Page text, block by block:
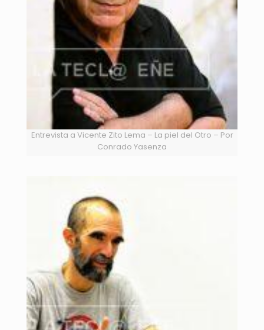
Entrevista a Vicente Zito Lema – La piel del Otro – Por
Conrado Yasenza